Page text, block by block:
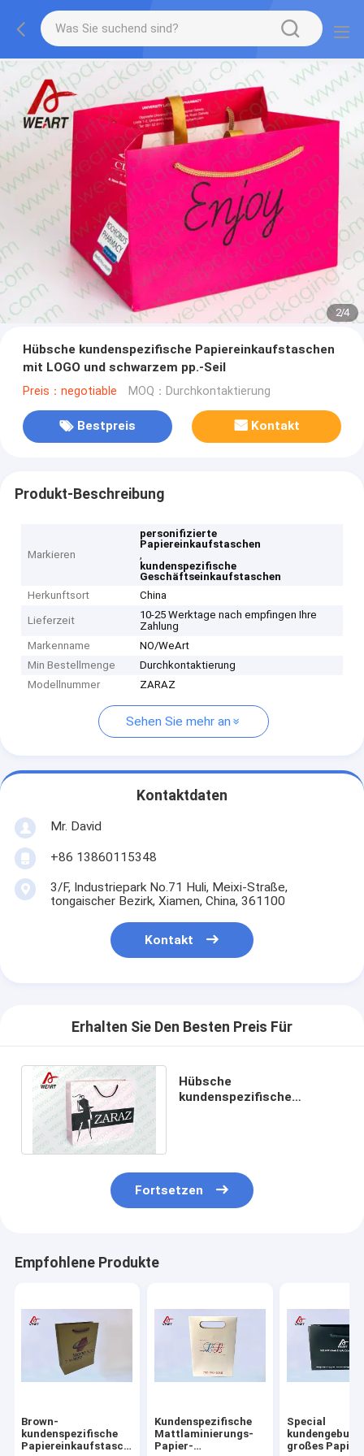
3/4
Hübsche kundenspezifische Papiereinkaufstaschen
mit LOGO und schwarzem pp.-Seil
Preis：negotiable MOQ：Durchkontaktierung
Bestpreis Kontakt
Produkt-Beschreibung
Markieren
personifizierte
Papiereinkaufstaschen
,
kundenspezifische
Geschäftseinkaufstaschen
Herkunftsort
China
Lieferzeit
10-25 Werktage nach empfingen Ihre
Zahlung
Markenname
NO/WeArt
Min Bestellmenge
Durchkontaktierung
Modellnummer
ZARAZ
Sehen Sie mehr an
Kontaktdaten
Mr. David
+86 13860115348
3/F, Industriepark No.71 Huli, Meixi-Straße,
tongaischer Bezirk, Xiamen, China, 361100
Kontakt
Erhalten Sie Den Besten Preis Für
Hübsche
kundenspezifische
Fortsetzen
Empfohlene Produkte
Brown-
kundenspezifische
Papiereinkaufstaschen,
Kundenspezifische
Mattlaminierungs-
Papier-
Special
großes